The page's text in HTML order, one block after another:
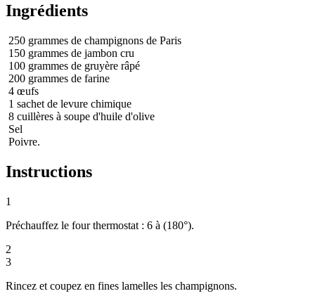
Ingrédients
250 grammes de champignons de Paris
150 grammes de jambon cru
100 grammes de gruyère râpé
200 grammes de farine
4 œufs
1 sachet de levure chimique
8 cuillères à soupe d'huile d'olive
Sel
Poivre.
Instructions
1
Préchauffez le four thermostat : 6 à (180°).
2
3
Rincez et coupez en fines lamelles les champignons.